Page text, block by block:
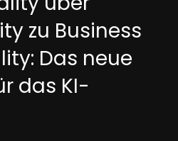
zu Business
Das neue
das KI-